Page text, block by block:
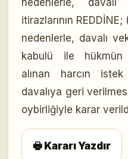
nedenlerle,
itirazlarının
nedenlerle, davalı
kabulü ile hükmün
alınan harcın
davalıya geri
oybirliğiyle karar
🖶 Kararı Yazdır